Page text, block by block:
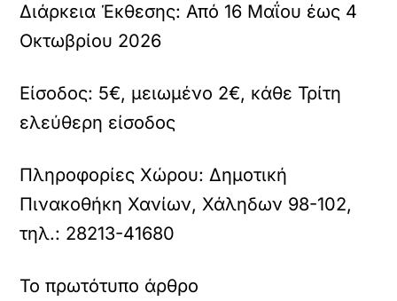
Διάρκεια Έκθεσης:Από 16 Μαΐου έως 4
Οκτωβρίου 2026
Είσοδος: 5€, μειωμένο 2€, κάθε Τρίτη
ελεύθερη είσοδος
Πληροφορίες Χώρου:Δημοτική
Πινακοθήκη Χανίων, Χάληδων 98-102,
τηλ.: 28213-41680
Το πρωτότυπο άρθρο